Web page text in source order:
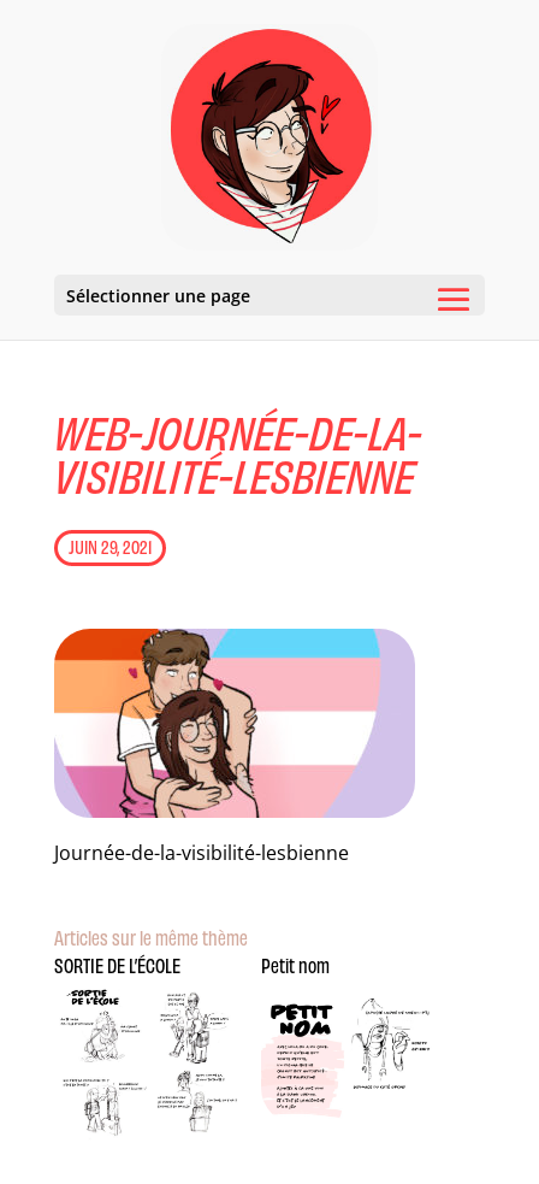
Sélectionner une page
WEB-JOURNÉE-DE-LA-
VISIBILITÉ-LESBIENNE
JUIN 29, 2021
Journée-de-la-visibilité-lesbienne
Articles sur le même thème
SORTIE DE L’ÉCOLE
Petit nom